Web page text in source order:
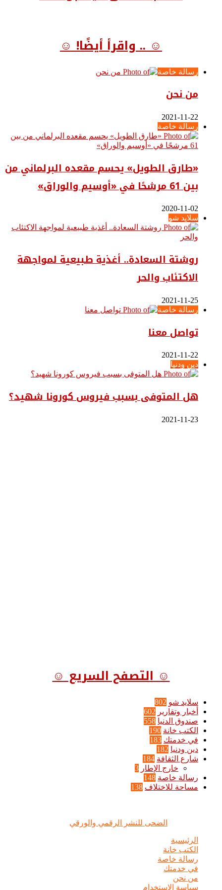
☺ .. واقرأ أيضًا! ☺
رسالة خاصة
من نحن
2021-11-22
رسالة خاصة
«طارق الطويل» يحسم مقعده البرلماني من
بين 61 مرشحًا في «أوسيم والوراق»
2020-11-02
سلايد شو
روشتة السعادة.. أغذية طبيعية لمواجهة
الاكتئاب والحر
2021-11-25
رسالة خاصة
تواصل معنا
2021-11-22
دين ودنيا
هل المتوفى بسبب فيروس كورونا شهيد؟
2021-11-23
☺ التصفح السريع ☺
سلايد شو 802
أخبار وتقارير 602
صندوق الدنيا 558
الكتب خانة 190
في خدمتك 183
دين ودنيا 182
شارع الثقافة 184
خارج الإطار 3
رسالة خاصة 148
مساحة للاختلاف 138
الضحى للنشر الرقمي والورقي
الرئيسية
الكتب خانة
رسالة خاصة
في خدمتك
من نحن
سياسة الاستخدام